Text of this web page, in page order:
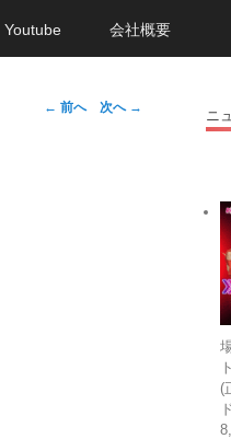
Youtube 会社概要
投
← 前へ 次へ →
ニ
(